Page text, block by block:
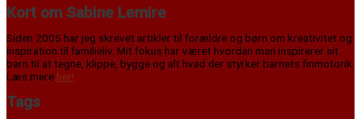
Kort om Sabine Lemire
Siden 2005 har jeg skrevet artikler til forældre og børn om kreativitet og
inspiration til familieliv. Mit fokus har været hvordan man inspirerer sit
barn til at tegne, klippe, bygge og alt hvad der styrker barnets finmotorik.
Læs mere her!
Tags